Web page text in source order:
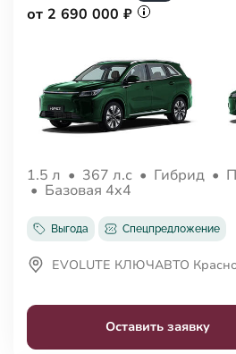
от 2 690 000 ₽
1.5 л • 367 л.с • Гибрид •
• Базовая 4x4
Выгода Спецпредложение
Оставить заявку
EVOLUTE КЛЮЧАВТО